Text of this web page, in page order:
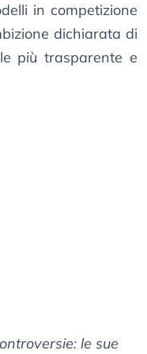
in competizione
dichiarata di
più trasparente e
le sue